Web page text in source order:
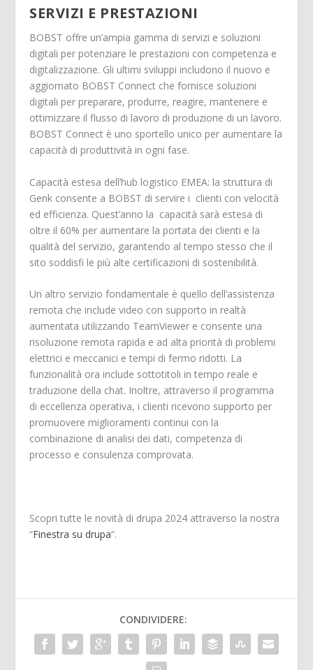
SERVIZI E PRESTAZIONI
BOBST offre un’ampia gamma di servizi e soluzioni
digitali per potenziare le prestazioni con competenza e
digitalizzazione. Gli ultimi sviluppi includono il nuovo e
aggiornato BOBST Connect che fornisce soluzioni
digitali per preparare, produrre, reagire, mantenere e
ottimizzare il flusso di lavoro di produzione di un lavoro.
BOBST Connect è uno sportello unico per aumentare la
capacità di produttività in ogni fase.
Capacità estesa dell’hub logistico EMEA: la struttura di
Genk consente a BOBST di servire i clienti con velocità
ed efficienza. Quest’anno la capacità sarà estesa di
oltre il 60% per aumentare la portata dei clienti e la
qualità del servizio, garantendo al tempo stesso che il
sito soddisfi le più alte certificazioni di sostenibilità.
Un altro servizio fondamentale è quello dell’assistenza
remota che include video con supporto in realtà
aumentata utilizzando TeamViewer e consente una
risoluzione remota rapida e ad alta priorità di problemi
elettrici e meccanici e tempi di fermo ridotti. La
funzionalità ora include sottotitoli in tempo reale e
traduzione della chat. Inoltre, attraverso il programma
di eccellenza operativa, i clienti ricevono supporto per
promuovere miglioramenti continui con la
combinazione di analisi dei dati, competenza di
processo e consulenza comprovata.
Scopri tutte le novità di drupa 2024 attraverso la nostra
“Finestra su drupa“.
CONDIVIDERE: